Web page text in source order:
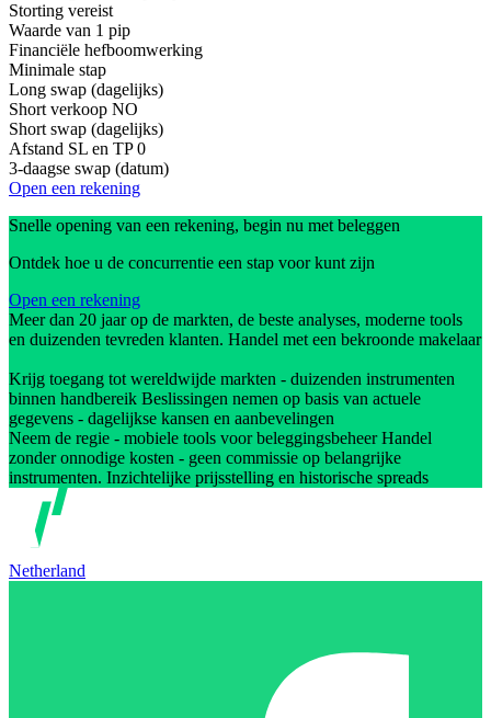
Storting vereist
Waarde van 1 pip
Financiële hefboomwerking
Minimale stap
Long swap (dagelijks)
Short verkoop NO
Short swap (dagelijks)
Afstand SL en TP 0
3-daagse swap (datum)
Open een rekening
Snelle opening van een rekening, begin nu met beleggen
Ontdek hoe u de concurrentie een stap voor kunt zijn
Open een rekening
Meer dan 20 jaar op de markten, de beste analyses, moderne tools
en duizenden tevreden klanten. Handel met een bekroonde makelaar
Krijg toegang tot wereldwijde markten - duizenden instrumenten
binnen handbereik Beslissingen nemen op basis van actuele
gegevens - dagelijkse kansen en aanbevelingen
Neem de regie - mobiele tools voor beleggingsbeheer Handel
zonder onnodige kosten - geen commissie op belangrijke
instrumenten. Inzichtelijke prijsstelling en historische spreads
Netherland